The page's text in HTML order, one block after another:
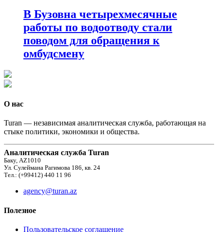
В Бузовна четырехмесячные
работы по водоотводу стали
поводом для обращения к
омбудсмену
О нас
Turan — независимая аналитическая служба, работающая на
стыке политики, экономики и общества.
Аналитическая служба Turan
Баку, AZ1010
Ул. Сулеймана Рагимова 186, кв. 24
Тел.: (+99412) 440 11 96
agency@turan.az
Полезное
Пользовательское соглашение